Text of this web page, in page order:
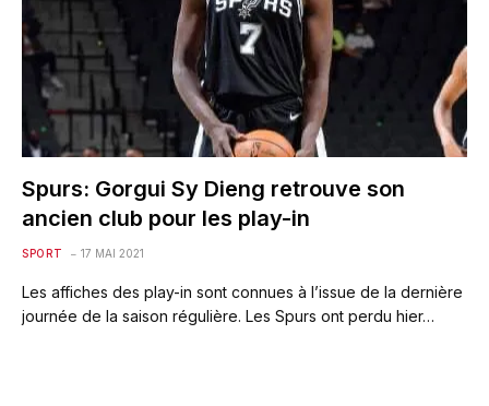
Spurs: Gorgui Sy Dieng retrouve son
ancien club pour les play-in
SPORT 17 MAI 2021
Les affiches des play-in sont connues à l’issue de la dernière
journée de la saison régulière. Les Spurs ont perdu hier…